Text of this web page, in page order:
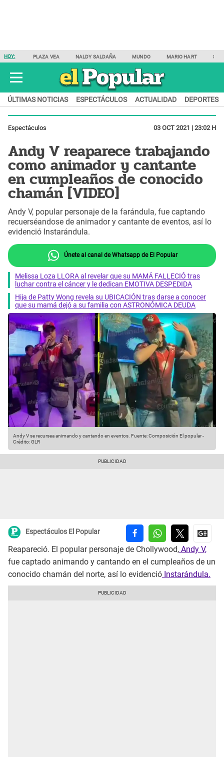
HOY: PLAZA VEA NALDY SALDAÑA MUNDO MARIO HART
ÚLTIMAS NOTICIAS ESPECTÁCULOS ACTUALIDAD DEPORTES
Espectáculos 03 OCT 2021 | 23:02 H
Andy V reaparece trabajando
como animador y cantante
en cumpleaños de conocido
chamán [VIDEO]
Andy V, popular personaje de la farándula, fue captando
recuerséandose de animador y cantante de eventos, así lo
evidenció Instarándula.
Únete al canal de Whatsapp de El Popular
Melissa Loza LLORA al revelar que su MAMÁ FALLECIÓ tras
luchar contra el cáncer y le dedican EMOTIVA DESPEDIDA
Hija de Patty Wong revela su UBICACIÓN tras darse a conocer
que su mamá dejó a su familia con ASTRONÓMICA DEUDA
Andy V se recursea animando y cantando en eventos. Fuente: Composición El popular-
Crédito: GLR
Espectáculos El Popular
Reapareció. El popular personaje de Chollywood, Andy V,
fue captado animando y cantando en el cumpleaños de un
conocido chamán del norte, así lo evidenció Instarándula.